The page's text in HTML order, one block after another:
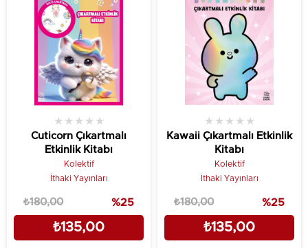
Cuticorn Çıkartmalı
Etkinlik Kitabı
★ ★ ★ ★ ★
Kolektif
İthaki Yayınları
₺135,00
₺180,00 %25
Kawaii Çıkartmalı Etkinlik
Kitabı
★ ★ ★ ★ ★
Kolektif
İthaki Yayınları
₺135,00
₺180,00 %25